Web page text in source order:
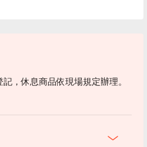
，休息商品依現場規定辦理。